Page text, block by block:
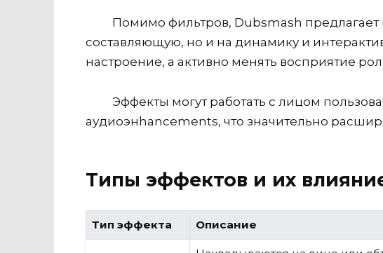
Помимо фильтров, Dubsmash
составляющую, но и на динамику и
настроение, а активно менять восприятие
Эффекты могут работать с лицом
аудиоэнhancements, что значительно
Типы эффектов и их
Тип эффекта Описание